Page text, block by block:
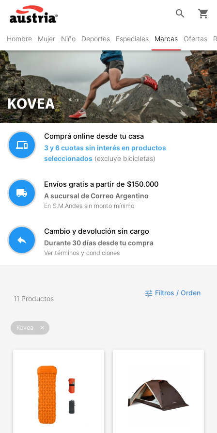
Hombre Mujer Niño Deportes Especiales Marcas Ofertas
search shopping_cart
KOVEA
devices
Comprá online desde tu casa
3 y 6 cuotas sin interés en productos
seleccionados (excluye bicicletas)
local_shipping
Envíos gratis a partir de $150.000
A sucursal de Correo Argentino
En S.M.Andes sin monto mínimo
reply
Cambio y devolución sin cargo
Durante 30 días desde tu compra
Ver términos y condiciones
11 Productos
tune Filtros / Orden
Kovea close